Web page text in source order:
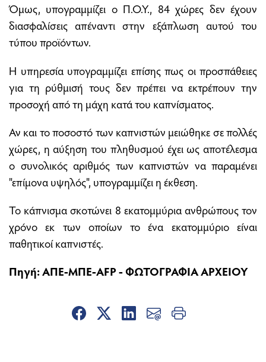
Όμως, υπογραμμίζει ο Π.Ο.Υ., 84 χώρες δεν έχουν
διασφαλίσεις απέναντι στην εξάπλωση αυτού του
τύπου προϊόντων.
Η υπηρεσία υπογραμμίζει επίσης πως οι προσπάθειες
για τη ρύθμισή τους δεν πρέπει να εκτρέπουν την
προσοχή από τη μάχη κατά του καπνίσματος.
Αν και το ποσοστό των καπνιστών μειώθηκε σε πολλές
χώρες, η αύξηση του πληθυσμού έχει ως αποτέλεσμα
ο συνολικός αριθμός των καπνιστών να παραμένει
"επίμονα υψηλός", υπογραμμίζει η έκθεση.
Το κάπνισμα σκοτώνει 8 εκατομμύρια ανθρώπους τον
χρόνο εκ των οποίων το ένα εκατομμύριο είναι
παθητικοί καπνιστές.
Πηγή: ΑΠΕ-ΜΠΕ-AFP - ΦΩΤΟΓΡΑΦΙΑ ΑΡΧΕΙΟΥ